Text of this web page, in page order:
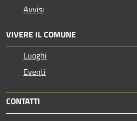
Avvisi
VIVERE IL COMUNE
Luoghi
Eventi
CONTATTI